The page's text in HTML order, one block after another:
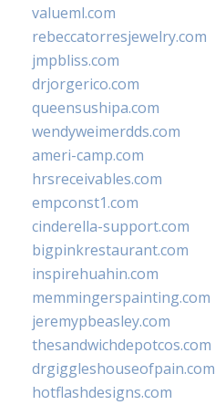
valueml.com
rebeccatorresjewelry.com
jmpbliss.com
drjorgerico.com
queensushipa.com
wendyweimerdds.com
ameri-camp.com
hrsreceivables.com
empconst1.com
cinderella-support.com
bigpinkrestaurant.com
inspirehuahin.com
memmingerspainting.com
jeremypbeasley.com
thesandwichdepotcos.com
drgiggleshouseofpain.com
hotflashdesigns.com